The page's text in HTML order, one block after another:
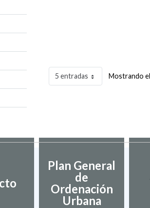
5 entradas Mostrando
Plan General
de
Ordenación
Urbana